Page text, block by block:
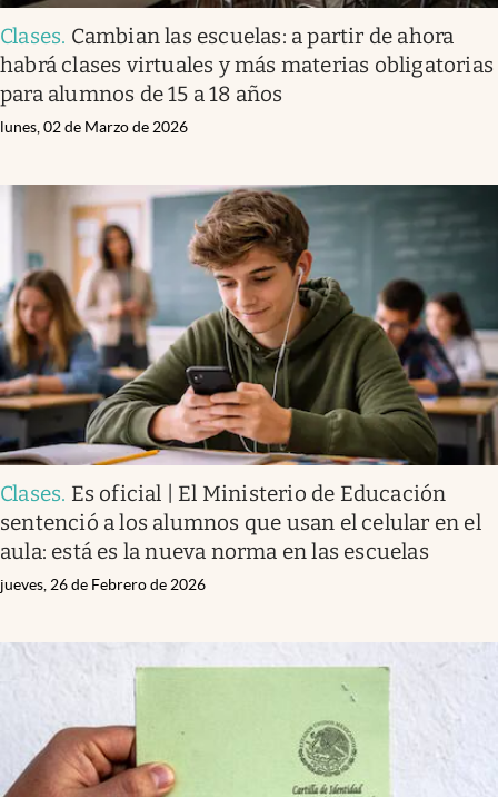
Clases. Cambian las escuelas: a partir de ahora
habrá clases virtuales y más materias obligatorias
para alumnos de 15 a 18 años
lunes, 02 de Marzo de 2026
Clases. Es oficial | El Ministerio de Educación
sentenció a los alumnos que usan el celular en el
aula: está es la nueva norma en las escuelas
jueves, 26 de Febrero de 2026